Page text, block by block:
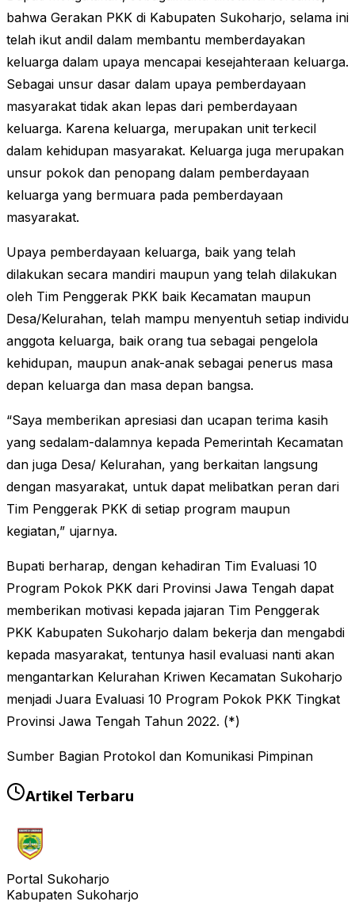
bahwa Gerakan PKK di Kabupaten Sukoharjo, selama ini
telah ikut andil dalam membantu memberdayakan
keluarga dalam upaya mencapai kesejahteraan keluarga.
Sebagai unsur dasar dalam upaya pemberdayaan
masyarakat tidak akan lepas dari pemberdayaan
keluarga. Karena keluarga, merupakan unit terkecil
dalam kehidupan masyarakat. Keluarga juga merupakan
unsur pokok dan penopang dalam pemberdayaan
keluarga yang bermuara pada pemberdayaan
masyarakat.
Upaya pemberdayaan keluarga, baik yang telah
dilakukan secara mandiri maupun yang telah dilakukan
oleh Tim Penggerak PKK baik Kecamatan maupun
Desa/Kelurahan, telah mampu menyentuh setiap individu
anggota keluarga, baik orang tua sebagai pengelola
kehidupan, maupun anak-anak sebagai penerus masa
depan keluarga dan masa depan bangsa.
“Saya memberikan apresiasi dan ucapan terima kasih
yang sedalam-dalamnya kepada Pemerintah Kecamatan
dan juga Desa/ Kelurahan, yang berkaitan langsung
dengan masyarakat, untuk dapat melibatkan peran dari
Tim Penggerak PKK di setiap program maupun
kegiatan,” ujarnya.
Bupati berharap, dengan kehadiran Tim Evaluasi 10
Program Pokok PKK dari Provinsi Jawa Tengah dapat
memberikan motivasi kepada jajaran Tim Penggerak
PKK Kabupaten Sukoharjo dalam bekerja dan mengabdi
kepada masyarakat, tentunya hasil evaluasi nanti akan
mengantarkan Kelurahan Kriwen Kecamatan Sukoharjo
menjadi Juara Evaluasi 10 Program Pokok PKK Tingkat
Provinsi Jawa Tengah Tahun 2022. (*)
Sumber Bagian Protokol dan Komunikasi Pimpinan
Artikel Terbaru
Portal Sukoharjo
Kabupaten Sukoharjo